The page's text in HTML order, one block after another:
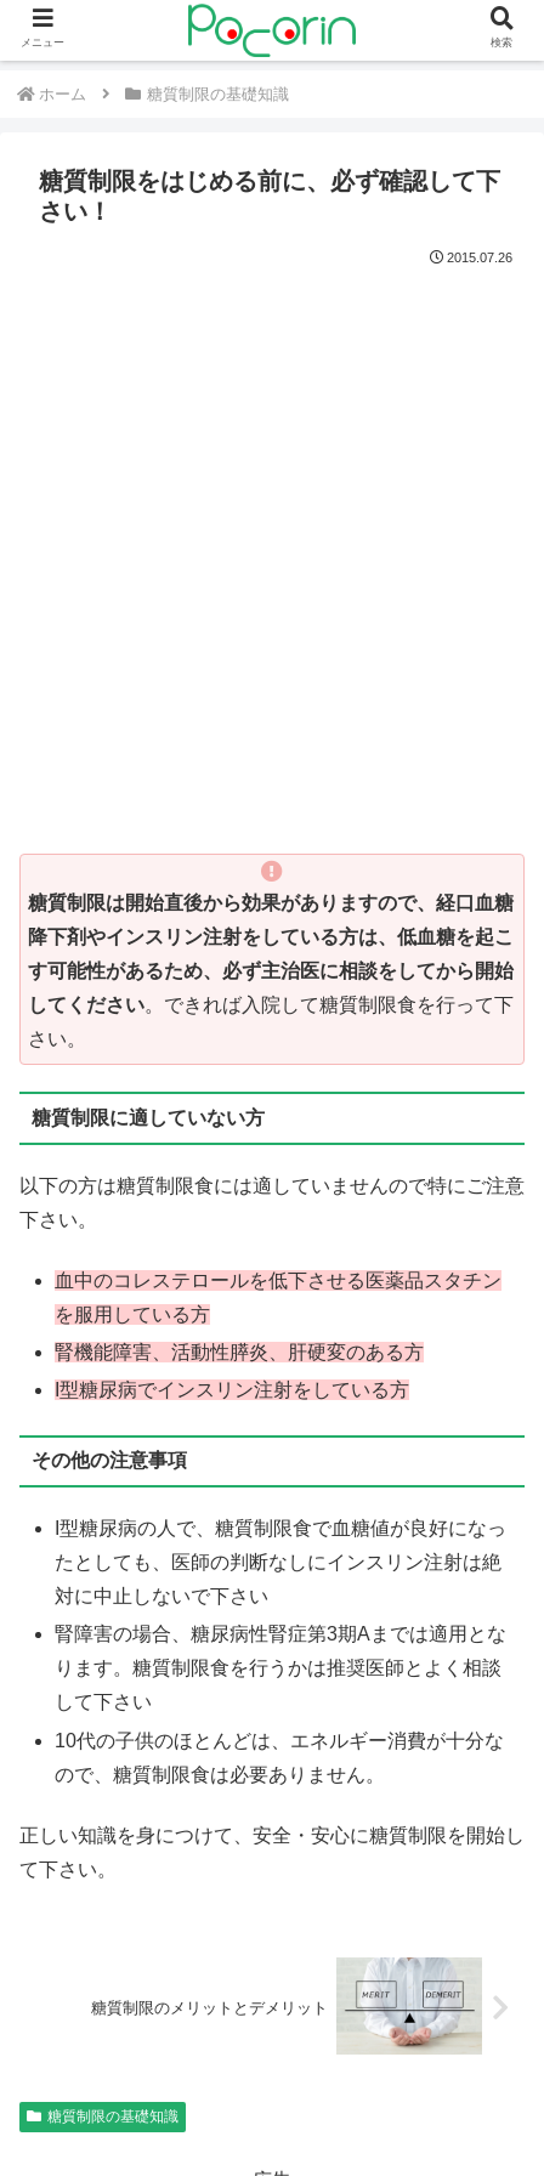
ホーム 糖質制限の基礎知識
糖質制限をはじめる前に、必ず確認して下
さい！
2015.07.26
糖質制限は開始直後から効果がありますので、経口血糖
降下剤やインスリン注射をしている方は、低血糖を起こ
す可能性があるため、必ず主治医に相談をしてから開始
してください。できれば入院して糖質制限食を行って下
さい。
糖質制限に適していない方
以下の方は糖質制限食には適していませんので特にご注意
下さい。
血中のコレステロールを低下させる医薬品スタチン
を服用している方
腎機能障害、活動性膵炎、肝硬変のある方
I型糖尿病でインスリン注射をしている方
その他の注意事項
I型糖尿病の人で、糖質制限食で血糖値が良好になっ
たとしても、医師の判断なしにインスリン注射は絶
対に中止しないで下さい
腎障害の場合、糖尿病性腎症第3期Aまでは適用とな
ります。糖質制限食を行うかは推奨医師とよく相談
して下さい
10代の子供のほとんどは、エネルギー消費が十分な
ので、糖質制限食は必要ありません。
正しい知識を身につけて、安全・安心に糖質制限を開始し
て下さい。
糖質制限のメリットとデメリット
糖質制限の基礎知識
メニュー 検索